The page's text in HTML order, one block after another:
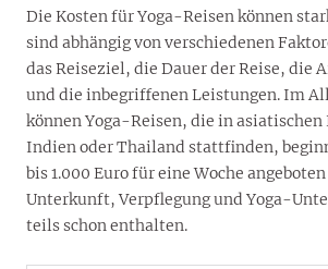
Die Kosten für Yoga-Reisen können
sind abhängig von verschiedenen
das Reiseziel, die Dauer der Reise, die
und die inbegriffenen Leistungen. Im
können Yoga-Reisen, die in asiatischen
Indien oder Thailand stattfinden,
bis 1.000 Euro für eine Woche
Unterkunft, Verpflegung und Yoga-
teils schon enthalten.